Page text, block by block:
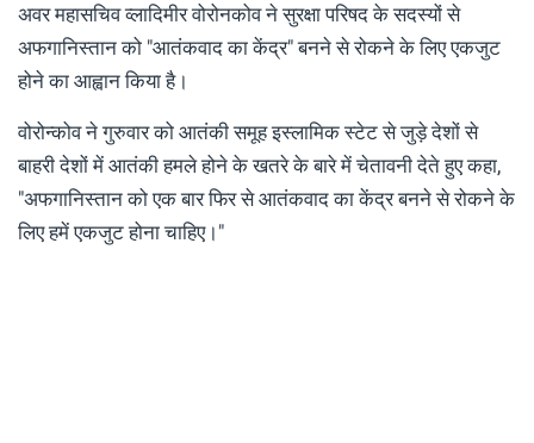
अवर महासचिव व्लादिमीर वोरोनकोव ने सुरक्षा परिषद के सदस्यों से
अफगानिस्तान को "आतंकवाद का केंद्र" बनने से रोकने के लिए एकजुट
होने का आह्वान किया है।
वोरोन्कोव ने गुरुवार को आतंकी समूह इस्लामिक स्टेट से जुड़े देशों से
बाहरी देशों में आतंकी हमले होने के खतरे के बारे में चेतावनी देते हुए कहा,
"अफगानिस्तान को एक बार फिर से आतंकवाद का केंद्र बनने से रोकने के
लिए हमें एकजुट होना चाहिए।"